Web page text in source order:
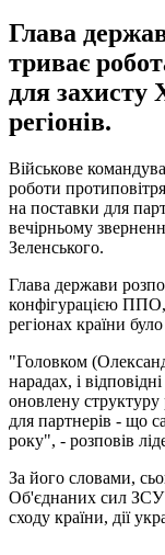
Глава
триває
для
регіонів.
Військове
роботи
на поставки для
вечірньому
Зеленського.
Глава держави
конфігурацією ППО,
регіонах країни
"Головком
нарадах, і
оновлену
для партнерів - що
року", - розповів
За його словами,
Об'єднаних сил ЗСУ
сходу країни, дії